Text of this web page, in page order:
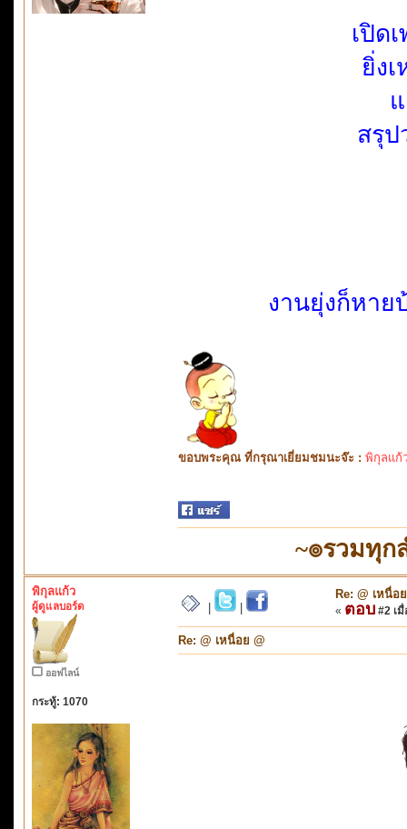
เปิด
ยิ่ง
สรุป
งานยุ่งก็หาย
ขอบพระคุณ ที่กรุณาเยี่ยมชมนะจ๊ะ : พิกุลแก้
~๏รวมทุ
พิกุลแก้ว
ผู้ดูแลบอร์ด
ออฟไลน์
กระทู้: 1070
Re: @ เหนื่อ
« ตอบ #2 เมื่
Re: @ เหนื่อย @